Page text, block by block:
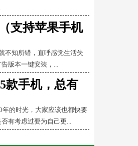
支持苹果手机
不知所错，直呼感觉生活失
版本一键安装，...
款手机，总有
的时光，大家应该也都快要
有考虑过要为自己更...